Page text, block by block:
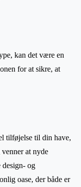
kan det være en
for at sikre, at
tilføjelse til din have,
at nyde
design- og
oase, der både er